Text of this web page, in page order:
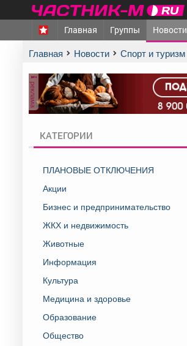
Главная Группы Новости
Главная Новости Спорт и туризм
реклама
КАТЕГОРИИ
ПЛАНОВЫЕ ОТКЛЮЧЕНИЯ
Акции
Бизнес и предпринимательство
ЖКХ и недвижимость
Животные
Информация
Культура
Медицина и здоровье
Образование
Общество